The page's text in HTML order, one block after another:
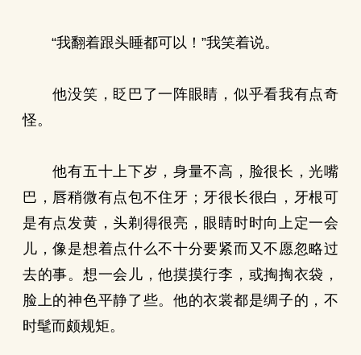
“我翻着跟头睡都可以！”我笑着说。
他没笑，眨巴了一阵眼睛，似乎看我有点奇
怪。
他有五十上下岁，身量不高，脸很长，光嘴
巴，唇稍微有点包不住牙；牙很长很白，牙根可
是有点发黄，头剃得很亮，眼睛时时向上定一会
儿，像是想着点什么不十分要紧而又不愿忽略过
去的事。想一会儿，他摸摸行李，或掏掏衣袋，
脸上的神色平静了些。他的衣裳都是绸子的，不
时髦而颇规矩。